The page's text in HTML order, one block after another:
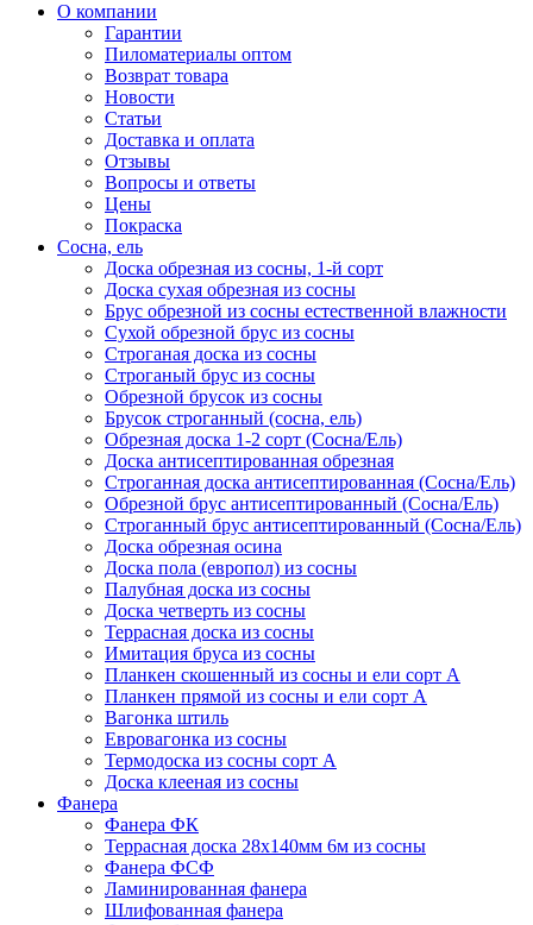
О компании
Гарантии
Пиломатериалы оптом
Возврат товара
Новости
Статьи
Доставка и оплата
Отзывы
Вопросы и ответы
Цены
Покраска
Сосна, ель
Доска обрезная из сосны, 1-й сорт
Доска сухая обрезная из сосны
Брус обрезной из сосны естественной влажности
Сухой обрезной брус из сосны
Строганая доска из сосны
Строганый брус из сосны
Обрезной брусок из сосны
Брусок строганный (сосна, ель)
Обрезная доска 1-2 сорт (Сосна/Ель)
Доска антисептированная обрезная
Строганная доска антисептированная (Сосна/Ель)
Обрезной брус антисептированный (Сосна/Ель)
Строганный брус антисептированный (Сосна/Ель)
Доска обрезная осина
Доска пола (европол) из сосны
Палубная доска из сосны
Доска четверть из сосны
Террасная доска из сосны
Имитация бруса из сосны
Планкен скошенный из сосны и ели cорт А
Планкен прямой из сосны и ели cорт А
Вагонка штиль
Евровагонка из сосны
Термодоска из сосны сорт А
Доска клееная из сосны
Фанера
Фанера ФК
Террасная доска 28х140мм 6м из сосны
Фанера ФСФ
Ламинированная фанера
Шлифованная фанера